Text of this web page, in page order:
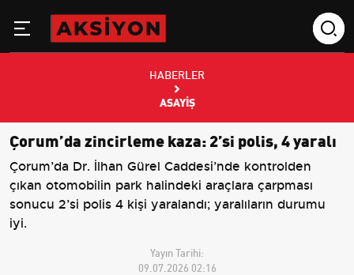
HABERLER
ASAYIŞ
Çorum’da zincirleme kaza: 2’si polis, 4 yaralı
Çorum’da Dr. İlhan Gürel Caddesi’nde kontrolden
çıkan otomobilin park halindeki araçlara çarpması
sonucu 2’si polis 4 kişi yaralandı; yaralıların durumu
iyi.
Yayın Tarihi:
09.07.2026 02:16